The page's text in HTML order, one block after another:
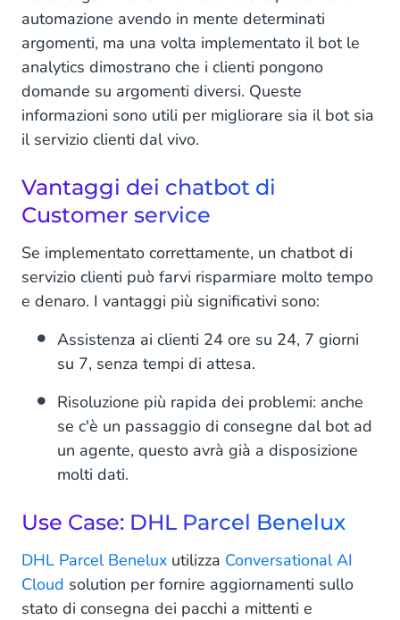
automazione avendo in mente determinati
argomenti, ma una volta implementato il bot le
analytics dimostrano che i clienti pongono
domande su argomenti diversi. Queste
informazioni sono utili per migliorare sia il bot sia
il servizio clienti dal vivo.
Vantaggi dei chatbot di
Customer service
Se implementato correttamente, un chatbot di
servizio clienti può farvi risparmiare molto tempo
e denaro. I vantaggi più significativi sono:
Assistenza ai clienti 24 ore su 24, 7 giorni
su 7, senza tempi di attesa.
Risoluzione più rapida dei problemi: anche
se c'è un passaggio di consegne dal bot ad
un agente, questo avrà già a disposizione
molti dati.
Use Case: DHL Parcel Benelux
DHL Parcel Benelux utilizza Conversational AI
Cloud solution per fornire aggiornamenti sullo
stato di consegna dei pacchi a mittenti e